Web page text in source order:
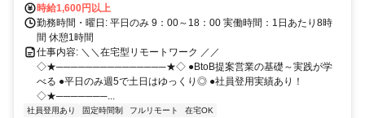
時給1,600円以上
勤務時間・曜日: 平日のみ 9：00～18：00 実働時間：1日あたり8時
間 休憩1時間
仕事内容: ＼＼在宅型リモートワーク ／／
◇★───────────────★◇ ●BtoB提案営業の基礎～実践が学
べる ●平日のみ週5で土日はゆっくり◎ ●社員登用実績あり！
◇★───────...
社員登用あり 固定時間制 フルリモート 在宅OK